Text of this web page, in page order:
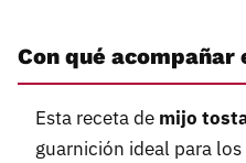
Con qué acompañar
Esta receta de mijo
guarnición ideal para